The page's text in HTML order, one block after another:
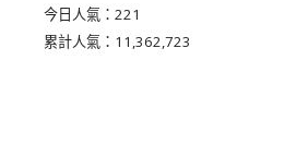
今日人氣： 221
累計人氣： 11,362,723